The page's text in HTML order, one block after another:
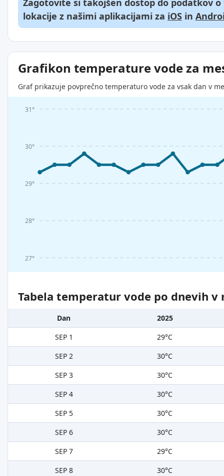
Zagotovite si takojšen dostop do podatkov
lokacije z našimi aplikacijami za iOS in
Grafikon temperature vode za
Graf prikazuje povprečno temperaturo vode za vsak dan v
27°
28°
29°
30°
31°
Tabela temperatur vode po dnevih v
Dan
2025
SEP 1
29°C
SEP 2
30°C
SEP 3
30°C
SEP 4
30°C
SEP 5
30°C
SEP 6
30°C
SEP 7
29°C
SEP 8
30°C